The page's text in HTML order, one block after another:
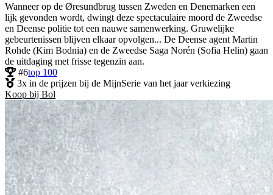
Wanneer op de Øresundbrug tussen Zweden en Denemarken een
lijk gevonden wordt, dwingt deze spectaculaire moord de Zweedse
en Deense politie tot een nauwe samenwerking. Gruwelijke
gebeurtenissen blijven elkaar opvolgen... De Deense agent Martin
Rohde (Kim Bodnia) en de Zweedse Saga Norén (Sofia Helin) gaan
de uitdaging met frisse tegenzin aan.
#6top 100
3x in de prijzen bij de MijnSerie van het jaar verkiezing
Koop bij Bol